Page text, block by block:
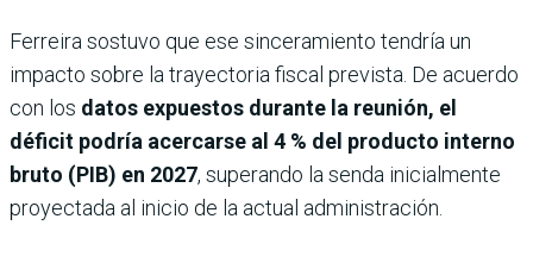
Ferreira sostuvo que ese sinceramiento tendría un
impacto sobre la trayectoria fiscal prevista. De acuerdo
con los datos expuestos durante la reunión, el
déficit podría acercarse al 4 % del producto interno
bruto (PIB) en 2027, superando la senda inicialmente
proyectada al inicio de la actual administración.